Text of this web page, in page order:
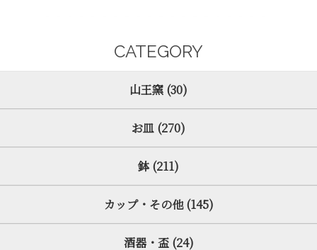
CATEGORY
山王窯 (30)
お皿 (270)
鉢 (211)
カップ・その他 (145)
酒器・盃 (24)